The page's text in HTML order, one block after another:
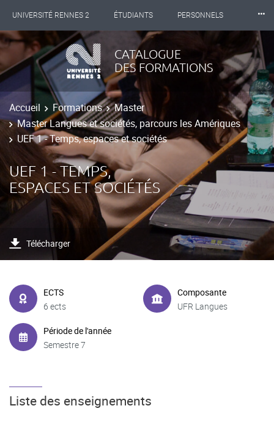
UNIVERSITÉ RENNES 2 ÉTUDIANTS PERSONNELS
INTERNATIONAL PROFESSIONNELS BIBLIOTHÈQUES
LES NOUVELLES DE RENNES 2
⸱⸱⸱
CATALOGUE
DES FORMATIONS
Accueil Formations
Master
Master Langues et sociétés, parcours les Amériques
UEF 1 - Temps, espaces et sociétés
UEF 1 - TEMPS,
ESPACES ET SOCIÉTÉS
Télécharger
ECTS
6 ects
Composante
UFR Langues
Période de l'année
Semestre 7
Liste des enseignements